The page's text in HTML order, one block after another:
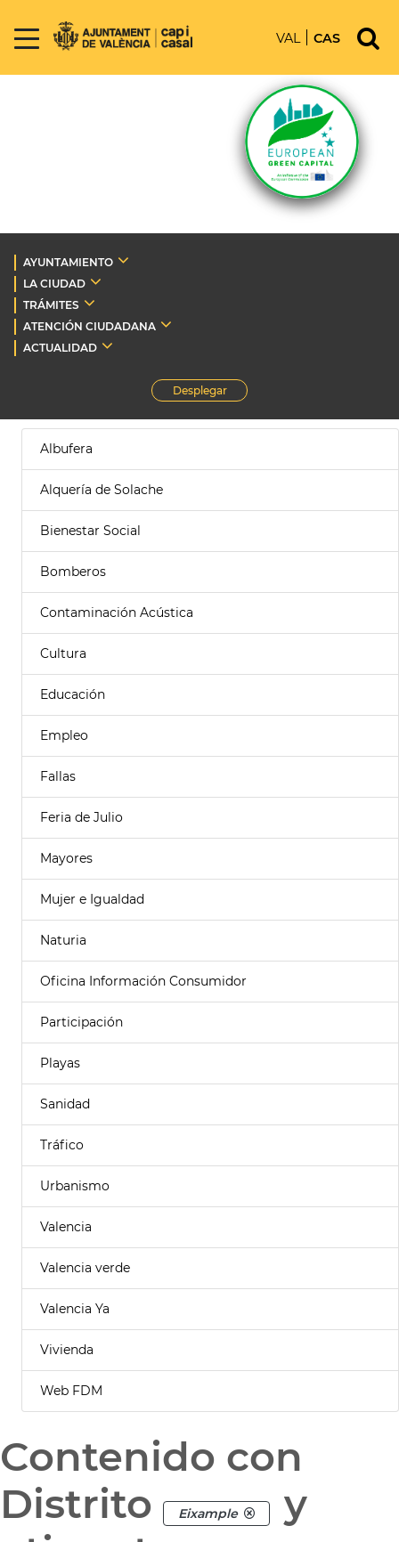
VAL CAS
AYUNTAMIENTO
LA CIUDAD
TRÁMITES
ATENCIÓN CIUDADANA
ACTUALIDAD
Desplegar
Albufera
Alquería de Solache
Bienestar Social
Bomberos
Contaminación Acústica
Cultura
Educación
Empleo
Fallas
Feria de Julio
Mayores
Mujer e Igualdad
Naturia
Oficina Información Consumidor
Participación
Playas
Sanidad
Tráfico
Urbanismo
Valencia
Valencia verde
Valencia Ya
Vivienda
Web FDM
Contenido con
Distrito
Eixample
y